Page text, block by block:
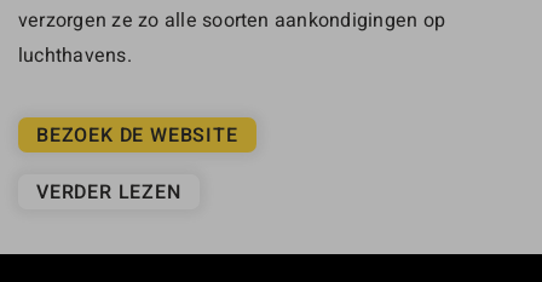
verzorgen ze zo alle soorten aankondigingen op
luchthavens.
BEZOEK DE WEBSITE
VERDER LEZEN